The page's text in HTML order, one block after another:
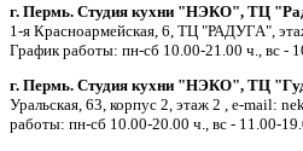
г. Пермь. Студия кухни "НЭКО", ТЦ
1-я Красноармейская, 6, ТЦ "РАДУГА",
График работы: пн-cб 10.00-21.00 ч., вс -
г. Пермь. Студия кухни "НЭКО", ТЦ
Уральская, 63, корпус 2, этаж 2 , e-mail:
работы: пн-cб 10.00-20.00 ч., вс - 11.00-